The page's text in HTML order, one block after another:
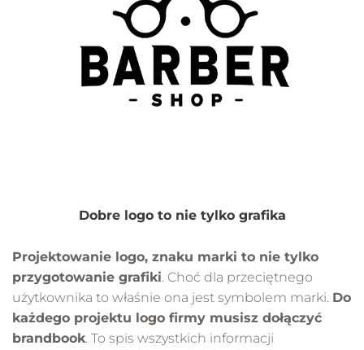
Dobre logo to nie tylko grafika
Projektowanie logo, znaku marki to nie tylko
przygotowanie grafiki. Choć dla przeciętnego
użytkownika to właśnie ona jest symbolem marki. Do
każdego projektu logo firmy musisz dołączyć
brandbook. To spis wszystkich informacji